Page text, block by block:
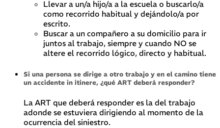
Llevar a un/a hijo/a a la escuela o buscarlo/a
como recorrido habitual y dejándolo/a por
escrito.
Buscar a un compañero a su domicilio para ir
juntos al trabajo, siempre y cuando NO se
altere el recorrido lógico, directo y habitual.
Si una persona se dirige a otro trabajo y en el camino tiene
un accidente in itinere, ¿qué ART deberá responder?
La ART que deberá responder es la del trabajo
adonde se estuviera dirigiendo al momento de la
ocurrencia del siniestro.